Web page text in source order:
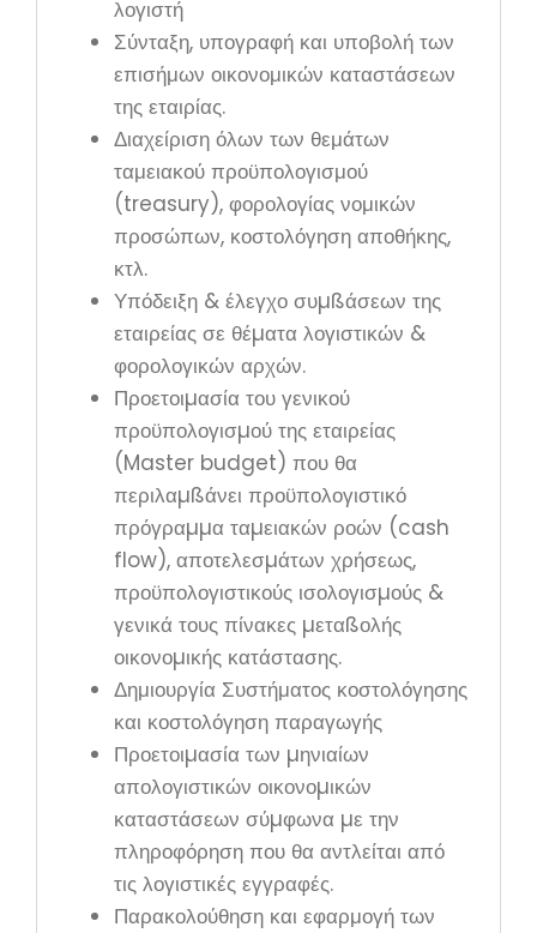
λογιστή
Σύνταξη, υπογραφή και υποβολή των
επισήμων οικονομικών καταστάσεων
της εταιρίας.
Διαχείριση όλων των θεμάτων
ταμειακού προϋπολογισμού
(treasury), φορολογίας νομικών
προσώπων, κοστολόγηση αποθήκης,
κτλ.
Υπόδειξη & έλεγχο συµßάσεων της
εταιρείας σε θέµατα λογιστικών &
φορολογικών αρχών.
Προετοιµασία του γενικού
προϋπολογισµού της εταιρείας
(Master budget) που θα
περιλαµßάνει προϋπολογιστικό
πρόγραµµα ταµειακών ροών (cash
flow), αποτελεσµάτων χρήσεως,
προϋπολογιστικούς ισολογισµούς &
γενικά τους πίνακες µεταßολής
οικονοµικής κατάστασης.
Δημιουργία Συστήματος κοστολόγησης
και κοστολόγηση παραγωγής
Προετοιµασία των µηνιαίων
απολογιστικών οικονοµικών
καταστάσεων σύµφωνα µε την
πληροφόρηση που θα αντλείται από
τις λογιστικές εγγραφές.
Παρακολούθηση και εφαρμογή των